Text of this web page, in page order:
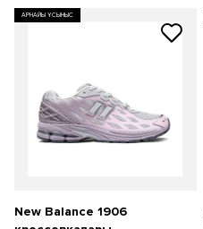
АРНАЙЫ ҰСЫНЫС
New Balance 1906